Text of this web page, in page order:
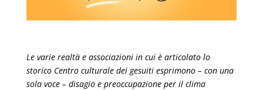
Le varie realtà e associazioni in cui è articolato lo
storico Centro culturale dei gesuiti esprimono – con una
sola voce – disagio e preoccupazione per il clima